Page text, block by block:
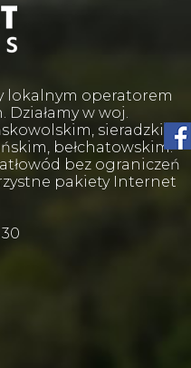
lokalnym operatorem
w woj.
sieradzkim,
bełchatowskim.
bez ograniczeń
pakiety Internet